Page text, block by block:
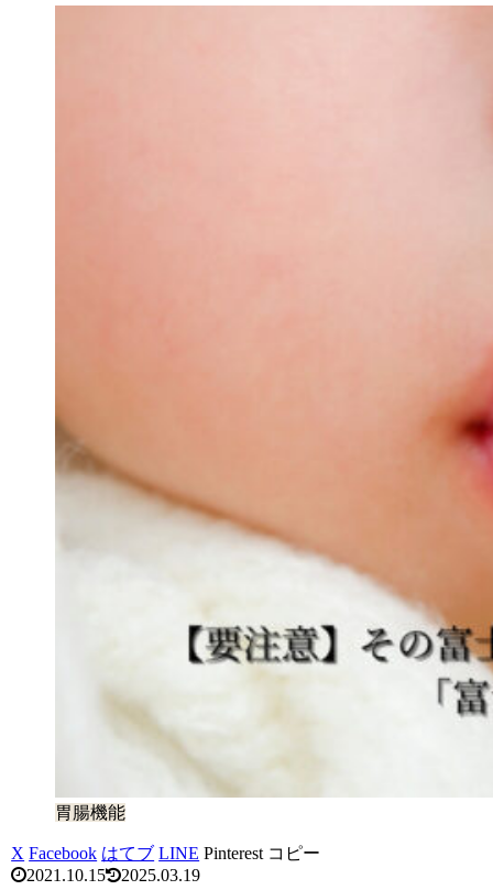
胃腸機能
X Facebook はてブ LINE Pinterest コピー
2021.10.15
2025.03.19